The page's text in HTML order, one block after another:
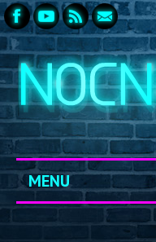
MENU
START